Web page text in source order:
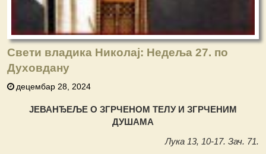
Свети владика Николај: Недеља 27. по
Духовдану
децембар 28, 2024
ЈЕВАНЂЕЉЕ О ЗГРЧЕНОМ ТЕЛУ И ЗГРЧЕНИМ
ДУШАМА
Лука 13, 10-17. Зач. 71.